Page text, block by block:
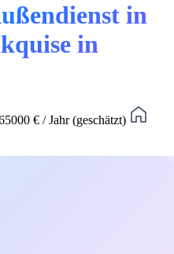
in
in
€ / Jahr (geschätzt)